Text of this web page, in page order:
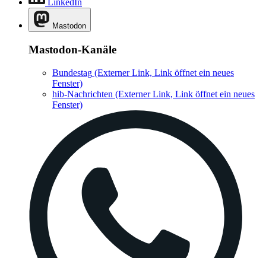
LinkedIn
Mastodon
Mastodon-Kanäle
Bundestag (Externer Link, Link öffnet ein neues
Fenster)
hib-Nachrichten (Externer Link, Link öffnet ein neues
Fenster)